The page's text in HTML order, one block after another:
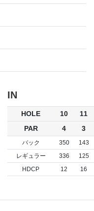
IN
HOLE 10 11
PAR
4 3
バック 350 143
レギュラー
336 125
HDCP
12 16